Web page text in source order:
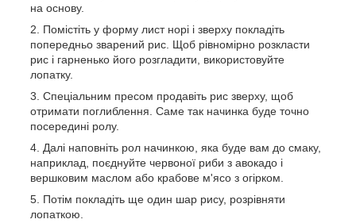
на основу.
Помістіть у форму лист норі і зверху покладіть
попередньо зварений рис. Щоб рівномірно розкласти
рис і гарненько його розгладити, використовуйте
лопатку.
Спеціальним пресом продавіть рис зверху, щоб
отримати поглиблення. Саме так начинка буде точно
посередині ролу.
Далі наповніть рол начинкою, яка буде вам до смаку,
наприклад, поєднуйте червоної риби з авокадо і
вершковим маслом або крабове м'ясо з огірком.
Потім покладіть ще один шар рису, розрівняти
лопаткою.